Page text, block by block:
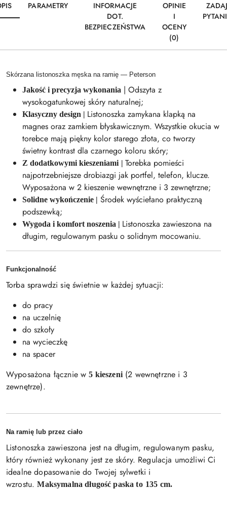
PARAMETRY
INFORMACJE
DOT.
BEZPIECZEŃSTWA
OPINIE
I
OCENY
(0)
Skórzana listonoszka męska na ramię — Peterson
Jakość i precyzja wykonania | Odszyta z
wysokogatunkowej skóry naturalnej;
Klasyczny design | Listonoszka zamykana klapką na
magnes oraz zamkiem błyskawicznym. Wszystkie okucia w
torebce mają piękny kolor starego złota, co tworzy
świetny kontrast dla czarnego koloru skóry;
Z dodatkowymi kieszeniami | Torebka pomieści
najpotrzebniejsze drobiazgi jak portfel, telefon, klucze.
Wyposażona w 2 kieszenie wewnętrzne i 3 zewnętrzne;
Solidne wykończenie | Środek wyściełano praktyczną
podszewką;
Wygoda i komfort noszenia | Listonoszka zawieszona na
długim, regulowanym pasku o solidnym mocowaniu.
Funkcjonalność
Torba sprawdzi się świetnie w każdej sytuacji:
do pracy
na uczelnię
do szkoły
na wycieczkę
na spacer
Wyposażona łącznie w5 kieszeni(2 wewnętrzne i 3
zewnętrze).
Na ramię lub przez ciało
Listonoszka zawieszona jest na długim, regulowanym pasku,
który również wykonany jest ze skóry. Regulacja umożliwi Ci
idealne dopasowanie do Twojej sylwetki i
wzrostu.Maksymalna długość paska to 135 cm.